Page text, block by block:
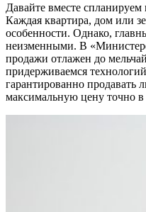
Давайте вместе
Каждая квартира, дом или
особенности. Однако,
неизменными. В
продажи отлажен до
придерживаемся
гарантированно продавать
максимальную цену точно